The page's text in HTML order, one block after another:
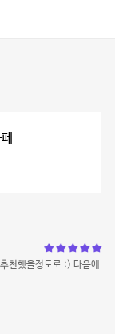
천했을정도로 :) 다음에